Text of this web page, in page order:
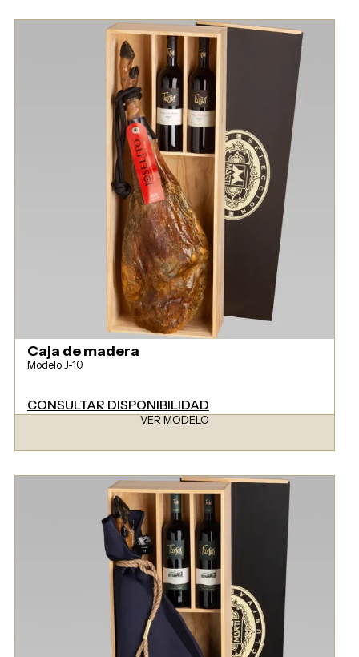
Caja de madera
Modelo J-10
CONSULTAR DISPONIBILIDAD
VER MODELO